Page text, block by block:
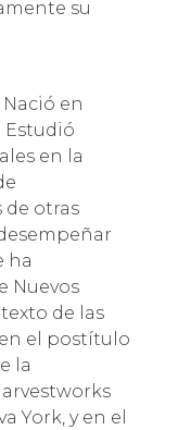
su
en
Estudió
en la
de otras
ha
Nuevos
de las
el postítulo
la
York, y en el